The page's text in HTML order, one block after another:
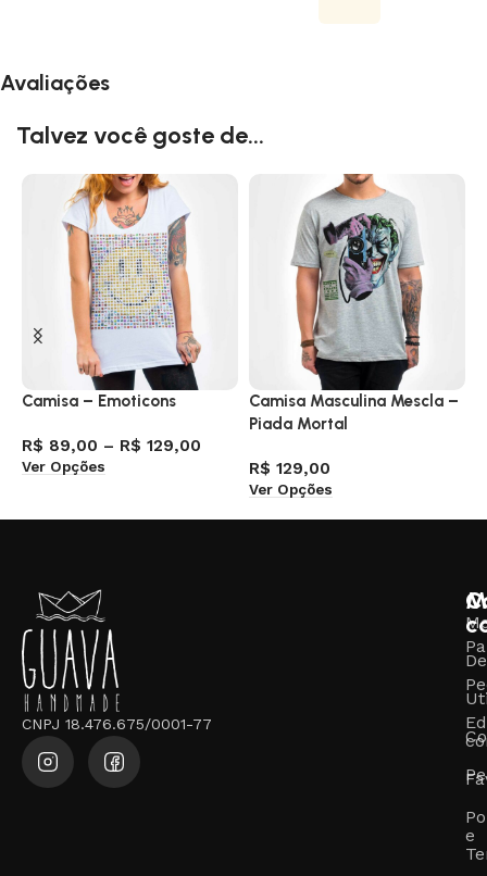
Avaliações
Talvez você goste de...
Camisa – Emoticons
R$ 89,00 – R$ 129,00
Ver Opções
Camisa Masculina Mescla –
Piada Mortal
R$ 129,00
Ver Opções
CNPJ 18.476.675/0001-77
e